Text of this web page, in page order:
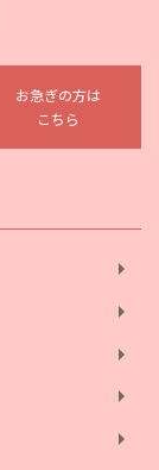
お急ぎの方は
こちら
arrow_right
arrow_right
arrow_right
arrow_right
arrow_right